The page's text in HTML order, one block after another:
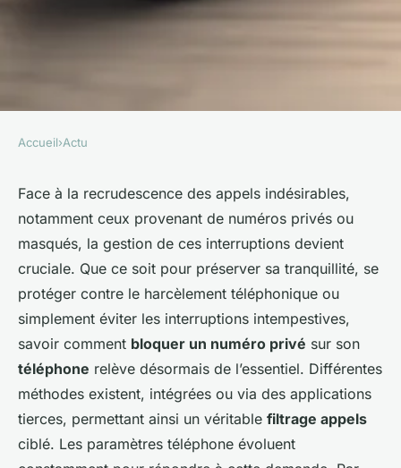
Comment bloquer un numéro
privé sur votre téléphone
facilement
Victor•25/04/2026 08:00•10 min de lecture
Accueil›Actu
Face à la recrudescence des appels indésirables,
notamment ceux provenant de numéros privés ou
masqués, la gestion de ces interruptions devient
cruciale. Que ce soit pour préserver sa tranquillité, se
protéger contre le harcèlement téléphonique ou
simplement éviter les interruptions intempestives,
savoir comment bloquer un numéro privé sur son
téléphone relève désormais de l’essentiel. Différentes
méthodes existent, intégrées ou via des applications
tierces, permettant ainsi un véritable filtrage appels
ciblé. Les paramètres téléphone évoluent